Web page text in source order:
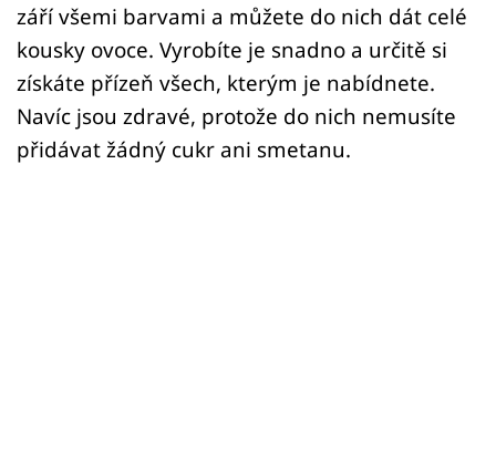
září všemi barvami a můžete do nich dát celé
kousky ovoce. Vyrobíte je snadno a určitě si
získáte přízeň všech, kterým je nabídnete.
Navíc jsou zdravé, protože do nich nemusíte
přidávat žádný cukr ani smetanu.